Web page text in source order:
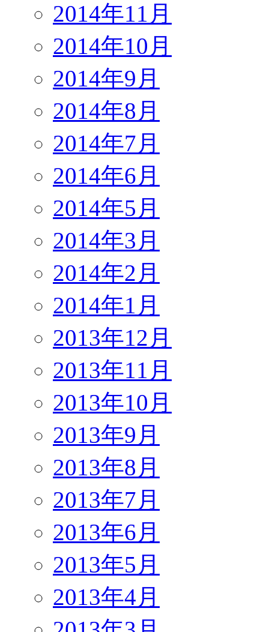
2014年11月
2014年10月
2014年9月
2014年8月
2014年7月
2014年6月
2014年5月
2014年3月
2014年2月
2014年1月
2013年12月
2013年11月
2013年10月
2013年9月
2013年8月
2013年7月
2013年6月
2013年5月
2013年4月